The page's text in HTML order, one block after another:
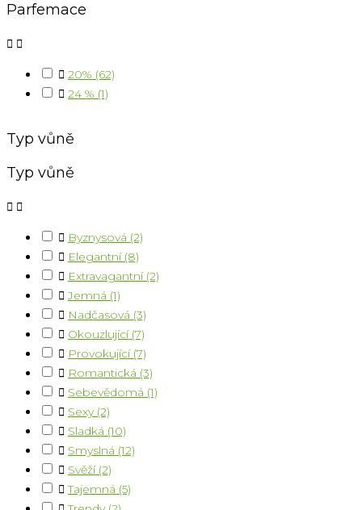
Parfemace
 
 20% (62)
 24 % (1)
Typ vůně
Typ vůně
 
 Byznysová (2)
 Elegantní (8)
 Extravagantní (2)
 Jemná (1)
 Nadčasová (3)
 Okouzlující (7)
 Provokující (7)
 Romantická (3)
 Sebevědomá (1)
 Sexy (2)
 Sladká (10)
 Smyslná (12)
 Svěží (2)
 Tajemná (5)